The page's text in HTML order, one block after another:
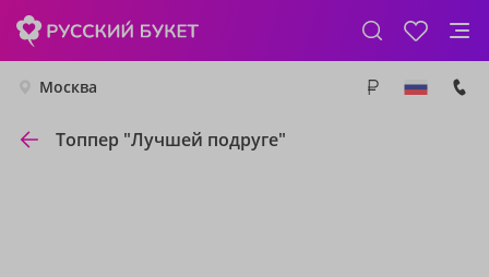
Москва
Топпер "Лучшей подруге"